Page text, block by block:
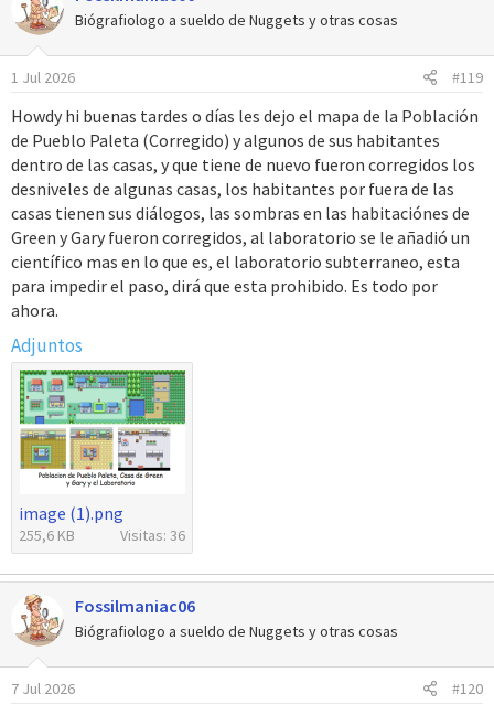
c
i
o
n
s
:
Biógrafiologo a sueldo de Nuggets y otras cosas
1 Jul 2026 #119
Howdy hi buenas tardes o días les dejo el mapa de la Población
de Pueblo Paleta (Corregido) y algunos de sus habitantes
dentro de las casas, y que tiene de nuevo fueron corregidos los
desniveles de algunas casas, los habitantes por fuera de las
casas tienen sus diálogos, las sombras en las habitaciónes de
Green y Gary fueron corregidos, al laboratorio se le añadió un
científico mas en lo que es, el laboratorio subterraneo, esta
para impedir el paso, dirá que esta prohibido. Es todo por
ahora.
Adjuntos
image (1).png
255,6 KB Visitas: 36
Fossilmaniac06
Biógrafiologo a sueldo de Nuggets y otras cosas
7 Jul 2026 #120